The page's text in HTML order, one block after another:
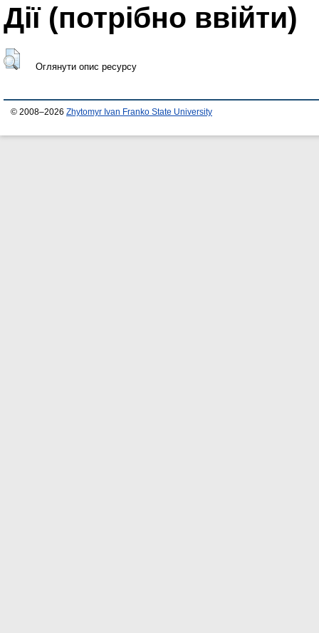
Дії ​​(потрібно ввійти)
Оглянути опис ресурсу
© 2008–2026 Zhytomyr Ivan Franko State University